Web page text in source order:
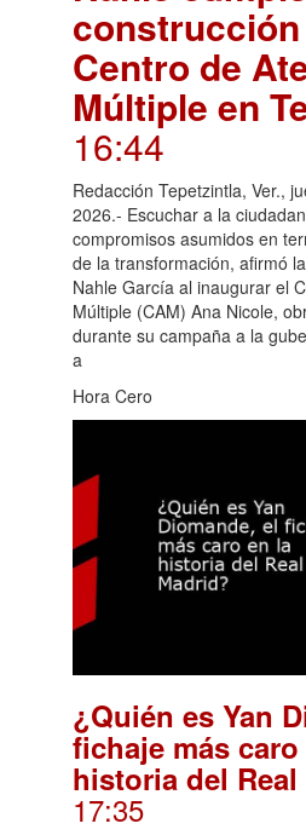
Centro de
Múltiple en
16:44
Redacción Tepetzintla, Ver.,
2026.- Escuchar a la
compromisos asumidos en
de la transformación, afirmó
Nahle García al inaugurar el
Múltiple (CAM) Ana Nicole,
durante su campaña a la
a
Hora Cero
¿Quién es Yan
fichaje más
historia del
17:35